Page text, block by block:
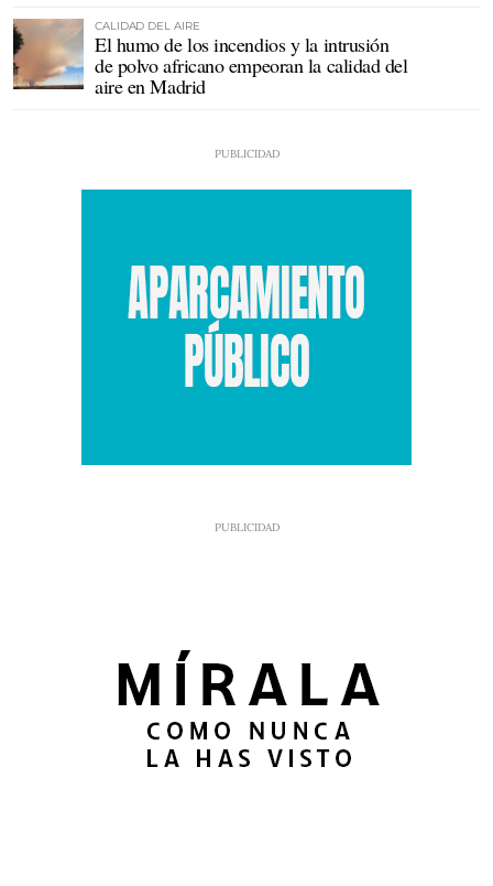
CALIDAD DEL AIRE
El humo de los incendios y la intrusión
de polvo africano empeoran la calidad del
aire en Madrid